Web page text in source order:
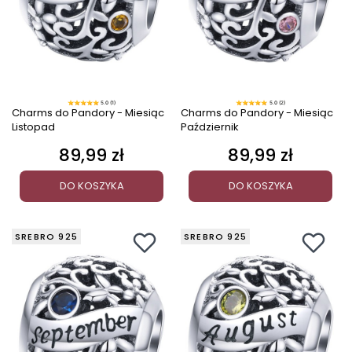
5.0 (1)
Charms do Pandory - Miesiąc
Listopad
Cena
89,99 zł
DO KOSZYKA
5.0 (2)
Charms do Pandory - Miesiąc
Październik
Cena
89,99 zł
DO KOSZYKA
SREBRO 925 SREBRO 925